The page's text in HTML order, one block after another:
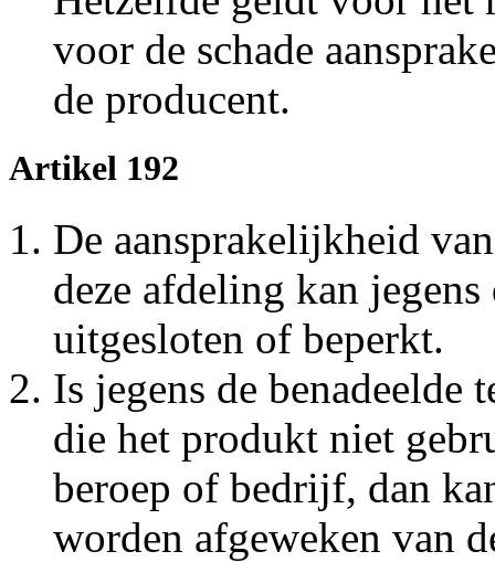
voor de schade
de producent.
Artikel 192
De aansprakelijkheid
deze afdeling kan
uitgesloten of beperkt.
Is jegens de benadeelde
die het produkt niet
beroep of bedrijf, dan
worden afgeweken van